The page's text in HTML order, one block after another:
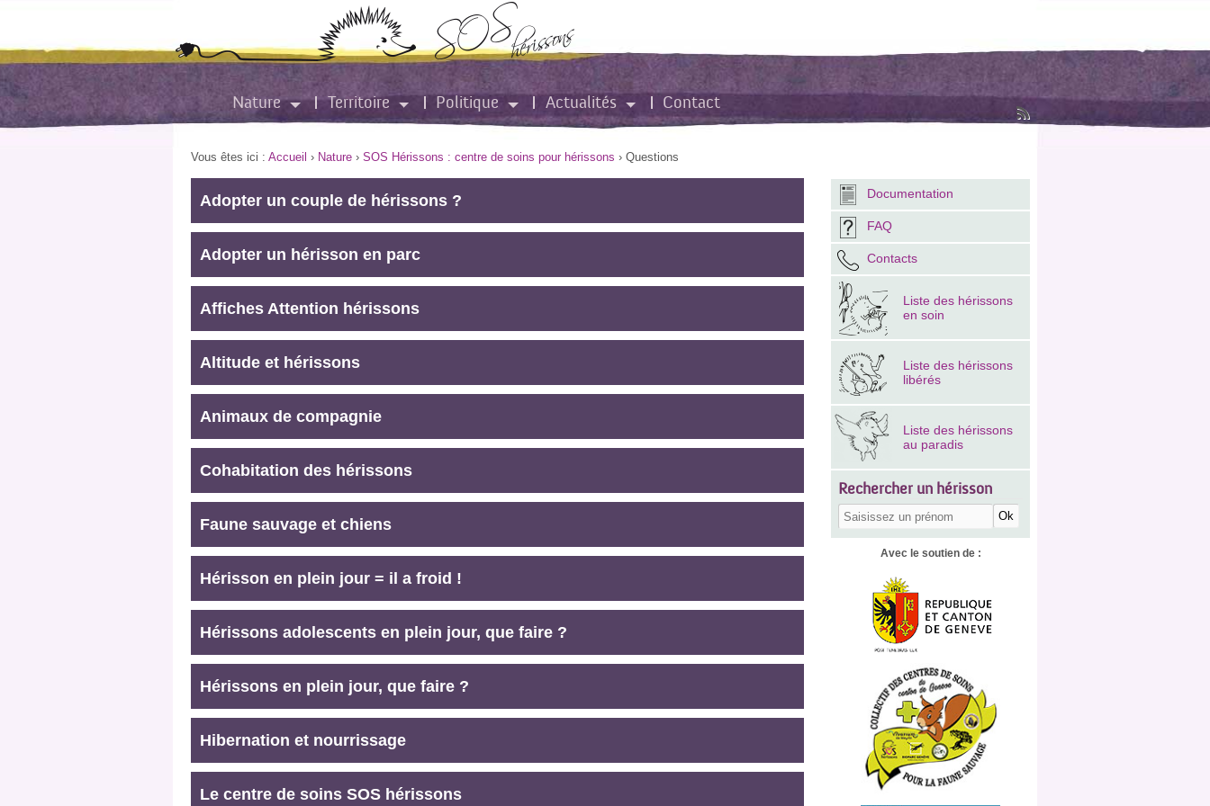
Nature Territoire Politique Actualités Contact
Vous êtes ici : Accueil › Nature › SOS Hérissons : centre de soins pour hérissons › Questions
Adopter un couple de hérissons ?
Adopter un hérisson en parc
Affiches Attention hérissons
Altitude et hérissons
Animaux de compagnie
Cohabitation des hérissons
Faune sauvage et chiens
Hérisson en plein jour = il a froid !
Hérissons adolescents en plein jour, que faire ?
Hérissons en plein jour, que faire ?
Hibernation et nourrissage
Le centre de soins SOS hérissons
Documentation
FAQ
Contacts
Liste des hérissons
en soin
Liste des hérissons
libérés
Liste des hérissons
au paradis
Rechercher un hérisson
Avec le soutien de :